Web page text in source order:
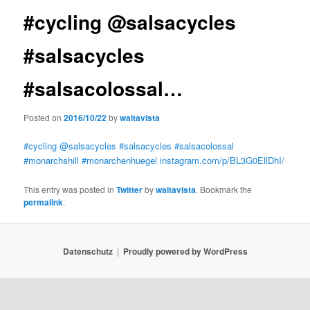
#cycling @salsacycles
#salsacycles
#salsacolossal…
Posted on2016/10/22bywaltavista
#cycling @salsacycles #salsacycles #salsacolossal
#monarchshill #monarchenhuegel instagram.com/p/BL3G0EllDhI/
This entry was posted inTwitterbywaltavista. Bookmark the
permalink.
Datenschutz Proudly powered by WordPress